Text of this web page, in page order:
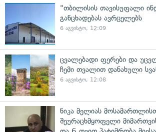
"თბილისის თავისუფალი
განცხადებას ავრცელებს
6 აგვისტო, 12:09
ცვალებადი ფერები და
ჩემი თვალით დანახული
6 აგვისტო, 12:08
ნიკა მელიას
შეურაცხმყოფელი